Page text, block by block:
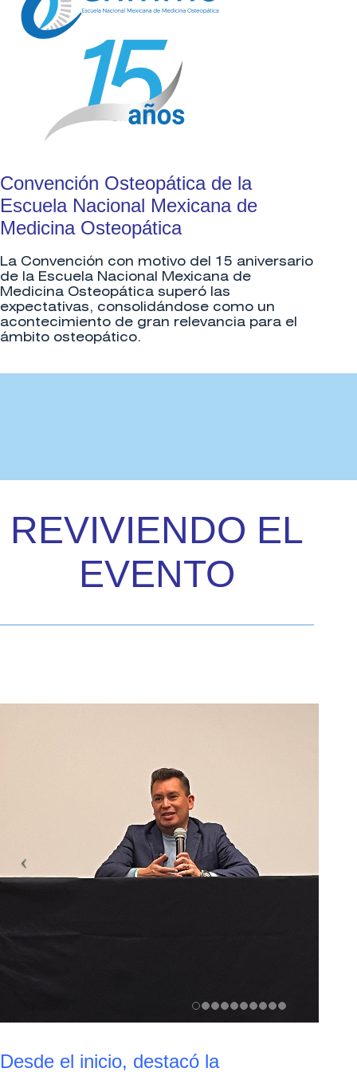
Convención Osteopática de la
Escuela Nacional Mexicana de
Medicina Osteopática
La Convención con motivo del 15 aniversario
de la Escuela Nacional Mexicana de
Medicina Osteopática superó las
expectativas, consolidándose como un
acontecimiento de gran relevancia para el
ámbito osteopático.
REVIVIENDO EL
EVENTO
Desde el inicio, destacó la